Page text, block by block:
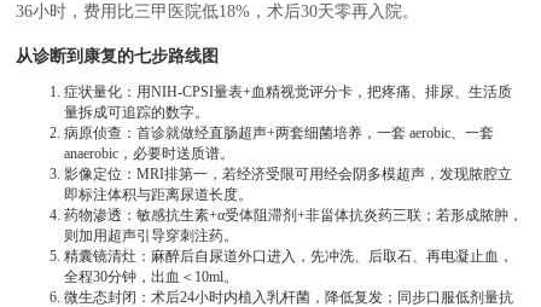
36小时，费用比三甲医院低18%，术后30天零再入院。
从诊断到康复的七步路线图
症状量化：用NIH-CPSI量表+血精视觉评分卡，把疼痛、排尿、生活质
量拆成可追踪的数字。
病原侦查：首诊就做经直肠超声+两套细菌培养，一套 aerobic、一套
anaerobic，必要时送质谱。
影像定位：MRI排第一，若经济受限可用经会阴多模超声，发现脓腔立
即标注体积与距离尿道长度。
药物渗透：敏感抗生素+α受体阻滞剂+非甾体抗炎药三联；若形成脓肿，
则加用超声引导穿刺注药。
精囊镜清灶：麻醉后自尿道外口进入，先冲洗、后取石、再电凝止血，
全程30分钟，出血＜10ml。
微生态封闭：术后24小时内植入乳杆菌，降低复发；同步口服低剂量抗